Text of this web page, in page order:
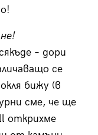
– дори
се
бижу (в
сме, че ще
открихме